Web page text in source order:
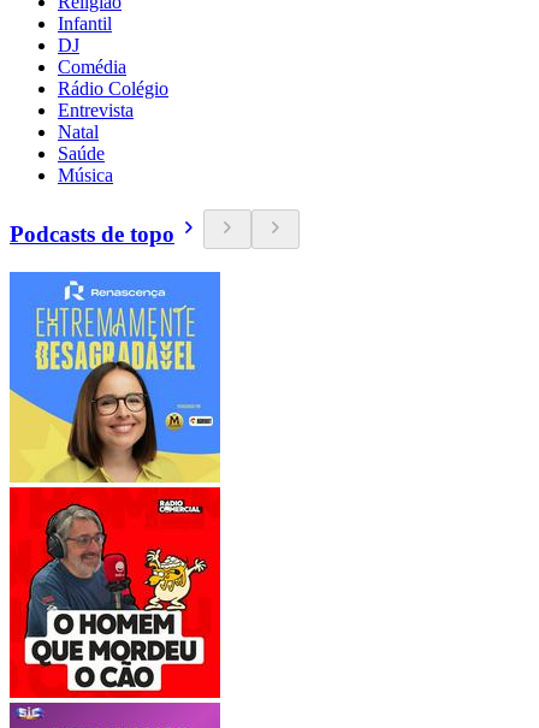
Infantil
DJ
Comédia
Rádio Colégio
Entrevista
Natal
Saúde
Música
Podcasts de topo